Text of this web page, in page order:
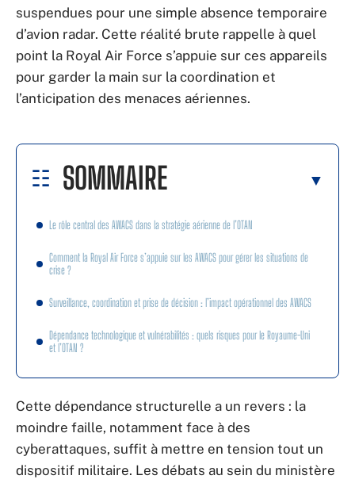
suspendues pour une simple absence temporaire
d’avion radar. Cette réalité brute rappelle à quel
point la Royal Air Force s’appuie sur ces appareils
pour garder la main sur la coordination et
l’anticipation des menaces aériennes.
SOMMAIRE
Le rôle central des AWACS dans la stratégie aérienne de l’OTAN
Comment la Royal Air Force s’appuie sur les AWACS pour gérer les situations de
crise ?
Surveillance, coordination et prise de décision : l’impact opérationnel des AWACS
Dépendance technologique et vulnérabilités : quels risques pour le Royaume-Uni
et l’OTAN ?
Cette dépendance structurelle a un revers : la
moindre faille, notamment face à des
cyberattaques, suffit à mettre en tension tout un
dispositif militaire. Les débats au sein du ministère